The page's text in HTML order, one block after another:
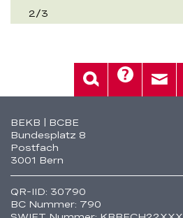
2/3
Fusszeile
BEKB | BCBE
Bundesplatz 8
Postfach
3001 Bern
QR-IID: 30790
BC Nummer: 790